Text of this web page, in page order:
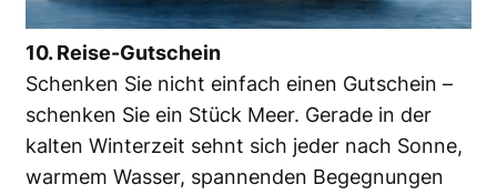
10. Reise-Gutschein
Schenken Sie nicht einfach einen Gutschein –
schenken Sie ein Stück Meer. Gerade in der
kalten Winterzeit sehnt sich jeder nach Sonne,
warmem Wasser, spannenden Begegnungen